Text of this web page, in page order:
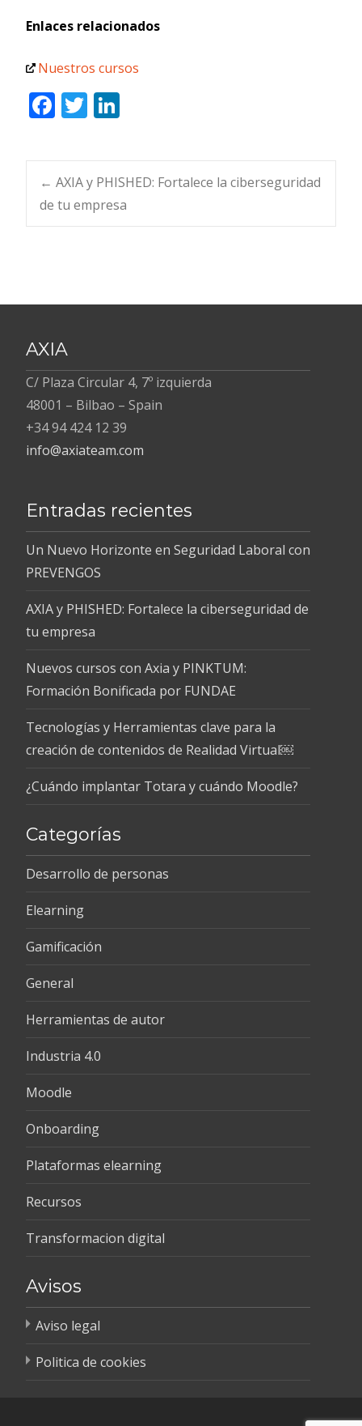
Enlaces relacionados
Nuestros cursos
F
e
b
o
o
T
itt
er
k
e
dI
n
Navegación
entradas
← AXIA y PHISHED: Fortalece la ciberseguridad
de tu empresa
AXIA
C/ Plaza Circular 4, 7º izquierda
48001 – Bilbao – Spain
+34 94 424 12 39
info@axiateam.com
Entradas recientes
Un Nuevo Horizonte en Seguridad Laboral con
PREVENGOS
AXIA y PHISHED: Fortalece la ciberseguridad de
tu empresa
Nuevos cursos con Axia y PINKTUM:
Formación Bonificada por FUNDAE
Tecnologías y Herramientas clave para la
creación de contenidos de Realidad Virtual￼
¿Cuándo implantar Totara y cuándo Moodle?
Categorías
Desarrollo de personas
Elearning
Gamificación
General
Herramientas de autor
Industria 4.0
Moodle
Onboarding
Plataformas elearning
Recursos
Transformacion digital
Avisos
Aviso legal
Politica de cookies